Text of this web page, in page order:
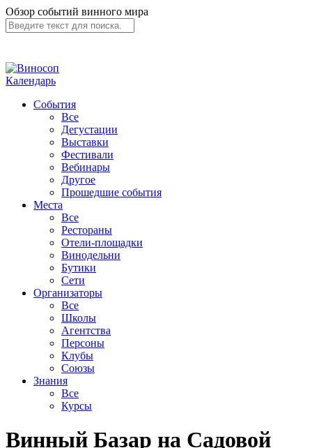
Обзор событий винного мира
Календарь
События
Все
Дегустации
Выставки
Фестивали
Вебинары
Другое
Прошедшие события
Места
Все
Рестораны
Отели-площадки
Винодельни
Бутики
Сети
Организаторы
Все
Школы
Агентства
Персоны
Клубы
Союзы
Знания
Все
Курсы
Винный Базар на Садовой